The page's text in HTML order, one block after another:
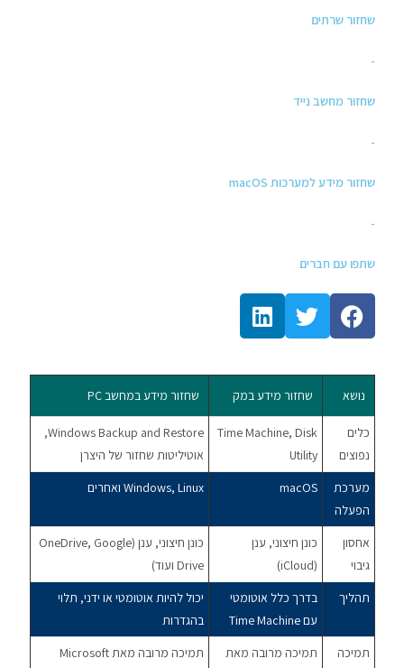
שחזור שרתים
-
שחזור מחשב נייד
-
שחזור מידע למערכות macOS
-
שתפו עם חברים
נושא שחזור מידע במק שחזור מידע במחשב PC
כלים
נפוצים
Time Machine, Disk
Utility
Windows Backup and Restore,
אוטיליטות שחזור של היצרן
מערכת
הפעלה
macOS Windows, Linux ואחרים
אחסון
גיבוי
כונן חיצוני, ענן
(iCloud)
כונן חיצוני, ענן (OneDrive, Google
Drive ועוד)
תהליך
בדרך כלל אוטומטי
עם Time Machine
יכול להיות אוטומטי או ידני, תלוי
בהגדרות
תמיכה
תמיכה מרובה מאת
תמיכה מרובה מאת Microsoft